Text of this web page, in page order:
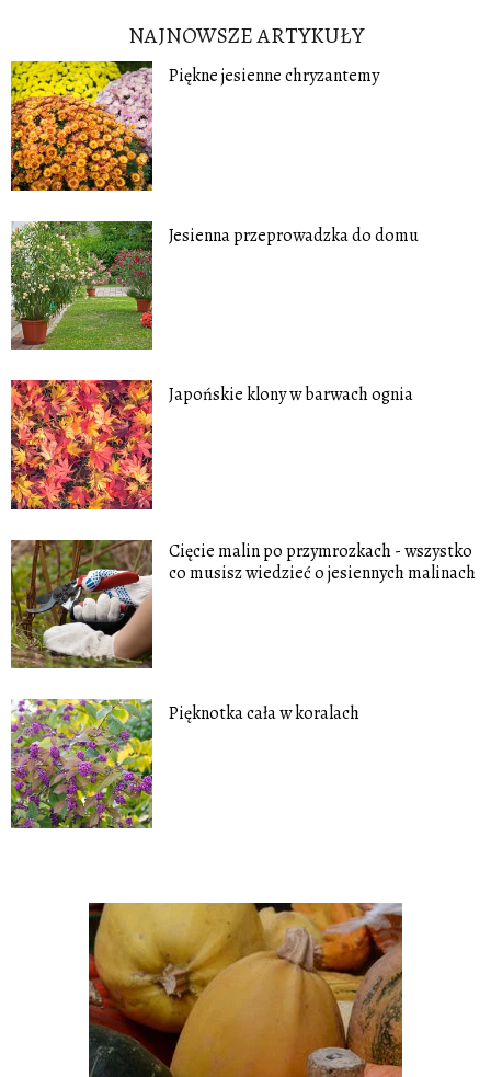
NAJNOWSZE ARTYKUŁY
Piękne jesienne chryzantemy
Jesienna przeprowadzka do domu
Japońskie klony w barwach ognia
Cięcie malin po przymrozkach - wszystko
co musisz wiedzieć o jesiennych malinach
Pięknotka cała w koralach